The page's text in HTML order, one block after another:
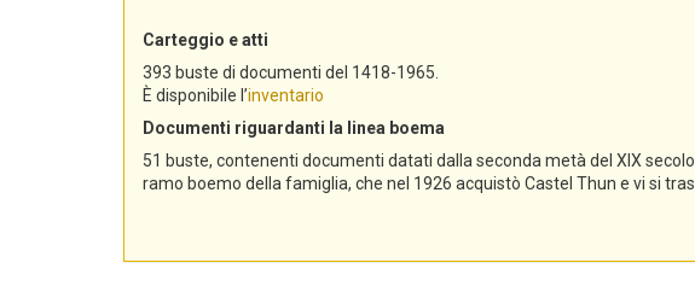
Carteggio e atti
393 buste di documenti del 1418-1965.
È disponibile l’inventario
Documenti riguardanti la linea boema
51 buste, contenenti documenti datati dalla seconda metà del XIX
ramo boemo della famiglia, che nel 1926 acquistò Castel Thun e vi si